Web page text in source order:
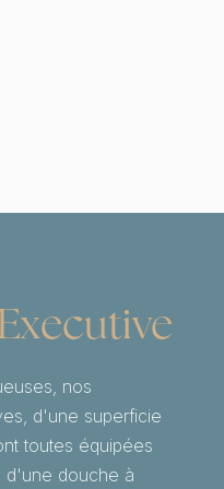
nos
d'une superficie
toutes équipées
d'une douche à